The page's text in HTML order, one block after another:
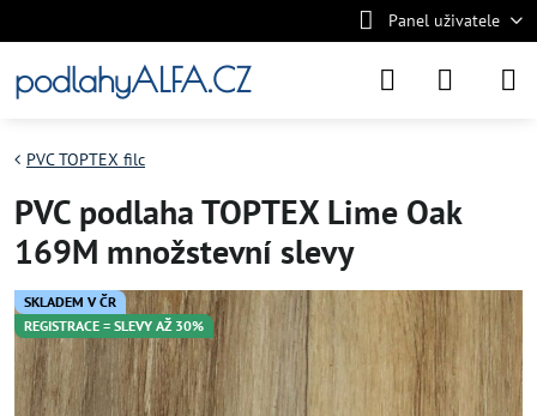
Panel uživatele
podlahyALFA.CZ
SKLADEM V ČR
REGISTRACE = SLEVY AŽ 30%
PVC TOPTEX filc
PVC podlaha TOPTEX Lime Oak
169M množstevní slevy